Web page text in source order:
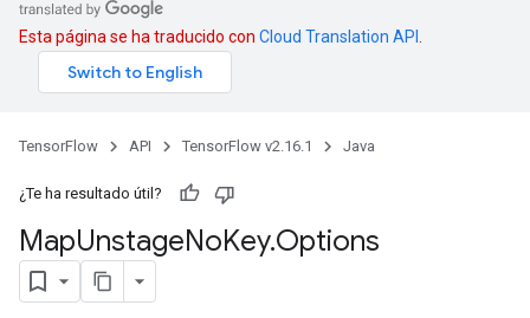
Esta página se ha traducido con Cloud Translation API
TensorFlow API TensorFlow v2.16.1 Java
¿Te ha resultado útil?
MapUnstageNoKey.Options